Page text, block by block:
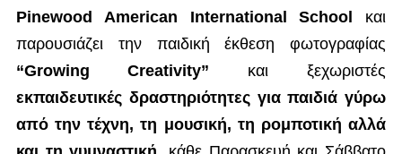
Pinewood
American International School και
παρουσιάζει την παιδική έκθεση φωτογραφίας
“Growing Creativity” και ξεχωριστές
εκπαιδευτικές δραστηριότητες για παιδιά γύρω
από την τέχνη, τη μουσική, τη ρομποτική αλλά